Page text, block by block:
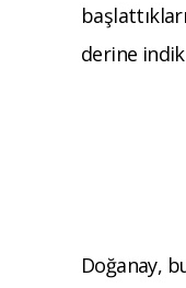
derine
Doğanay,